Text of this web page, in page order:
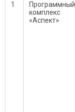
1
Программный
комплекс
«Аспект»